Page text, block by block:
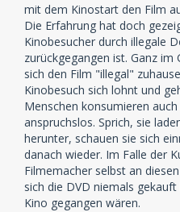
mit dem Kinostart den Film
Die Erfahrung hat doch
Kinobesucher durch illegale
zurückgegangen ist. Ganz im
sich den Film "illegal"
Kinobesuch sich lohnt und
Menschen konsumieren
anspruchslos. Sprich, sie
herunter, schauen sie sich
danach wieder. Im Falle der
Filmemacher selbst an
sich die DVD niemals
Kino gegangen wären.